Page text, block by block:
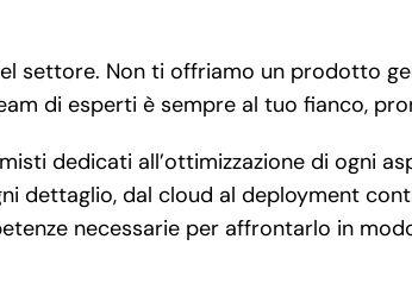
settore. Non ti offriamo un prodotto
di esperti è sempre al tuo fianco,
dedicati all’ottimizzazione di ogni
dettaglio, dal cloud al deployment
necessarie per affrontarlo in